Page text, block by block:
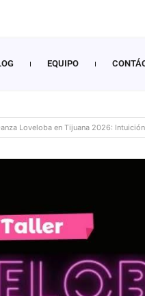
EQUIPO
Loveloba en Tijuana 2026: